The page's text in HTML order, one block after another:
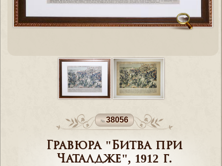
38056
Гравюра "Битва при
Чаталдже", 1912 г.